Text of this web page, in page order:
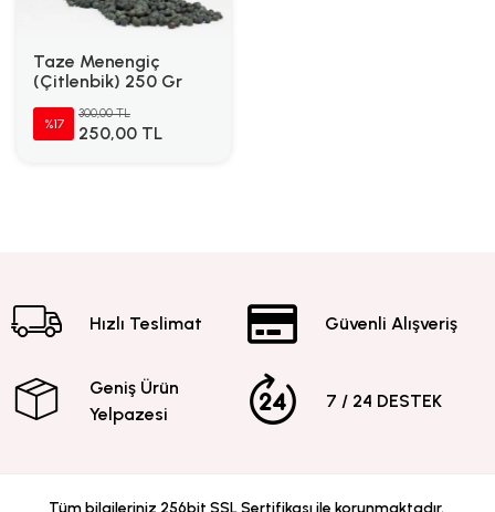
Taze Menengiç
(Çitlenbik) 250 Gr
%17
300,00 TL
250,00 TL
Hızlı Teslimat Güvenli Alışveriş
Geniş Ürün
Yelpazesi
7 / 24 DESTEK
Tüm bilgileriniz 256bit SSL Sertifikası ile korunmaktadır.